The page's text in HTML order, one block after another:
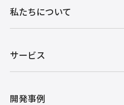
私たちについて
サービス
開発事例